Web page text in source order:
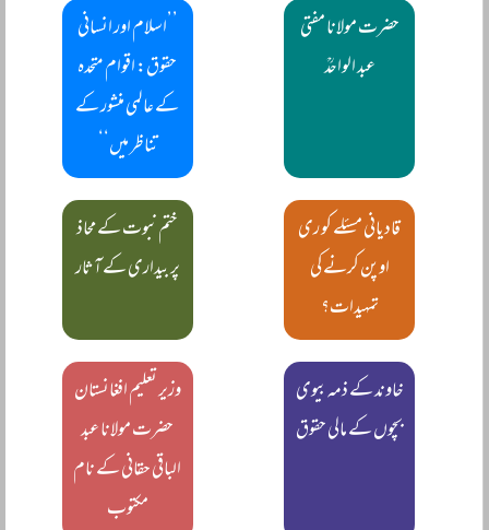
حضرت مولانا مفتی
عبد الواحدؒ
’’اسلام اور انسانی
حقوق: اقوام متحدہ
کے عالمی منشور کے
تناظر میں‘‘
قادیانی مسئلے کو ری
اوپن کرنے کی
تمہیدات؟
ختم نبوت کے محاذ
پر بیداری کے آثار
خاوند کے ذمہ بیوی
بچوں کے مالی حقوق
وزیر تعلیم افغانستان
حضرت مولانا عبد
الباقی حقانی کے نام
مکتوب